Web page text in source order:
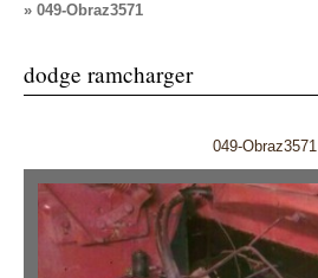
» 049-Obraz3571
dodge ramcharger
049-Obraz3571